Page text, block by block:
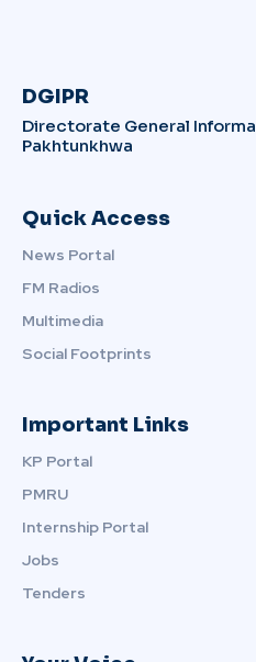
DGIPR
Directorate General
Pakhtunkhwa
Quick Access
News Portal
FM Radios
Multimedia
Social Footprints
Important Links
KP Portal
PMRU
Internship Portal
Jobs
Tenders